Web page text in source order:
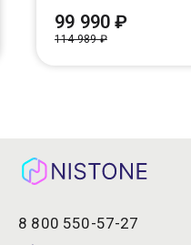
99 990 ₽
114 989 ₽
8 800 550-57-27